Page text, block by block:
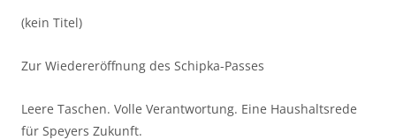
(kein Titel)
Zur Wiedereröffnung des Schipka-Passes
Leere Taschen. Volle Verantwortung. Eine Haushaltsrede
für Speyers Zukunft.